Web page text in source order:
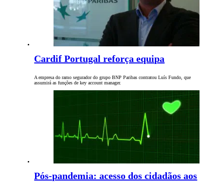
Cardif Portugal reforça equipa
A empresa do ramo segurador do grupo BNP Paribas contratou Luís Fundo, que
assumirá as funções de key account manager.
Pós-pandemia: acesso dos cidadãos aos